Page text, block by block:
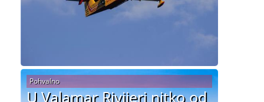
U Valamar Rivijeri nitko od
Pohvalno